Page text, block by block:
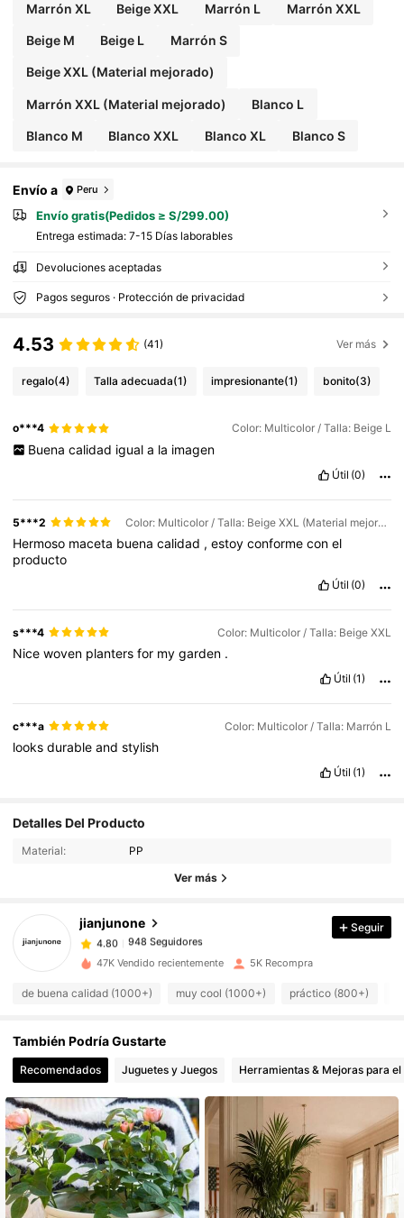
Marrón XL Beige XXL Marrón L Marrón XXL
Beige M Beige L Marrón S
Beige XXL (Material mejorado)
Marrón XXL (Material mejorado) Blanco L
Blanco M Blanco XXL Blanco XL Blanco S
Envío a Peru
Envío gratis(Pedidos ≥ S/299.00)
Entrega estimada: 7-15 Días laborables
Devoluciones aceptadas
Pagos seguros · Protección de privacidad
4.53 (41) Ver más
regalo(4) Talla adecuada(1) impresionante(1) bonito(3)
o***4 Color: Multicolor / Talla: Beige L
Buena calidad igual a la imagen
Útil (0)
5***2 Color: Multicolor / Talla: Beige XXL (Material mejorado)
Hermoso maceta buenacalidad ,estoyconformeconel
producto
Útil (0)
s***4 Color: Multicolor / Talla: Beige XXL
Nicewoven plantersfor mygarden .
Útil (1)
c***a Color: Multicolor / Talla: Marrón L
looksdurableandstylish
Útil (1)
Detalles Del Producto
Material: PP
Ver más
jianjunone
4.80 948 Seguidores
948 Seguidores
948 Seguidores
4.80
948 Seguidores
4.80
948 Seguidores
4.80 948 Seguidores
4.80 948 Seguidores
4.80 948 Seguidores
4.80 948 Seguidores
Seguir
47K Vendido recientemente 5K Recompra
de buena calidad (1000+) muy cool (1000+) práctico (800+)
También Podría Gustarte
Recomendados Juguetes y Juegos Herramientas & Mejoras para el